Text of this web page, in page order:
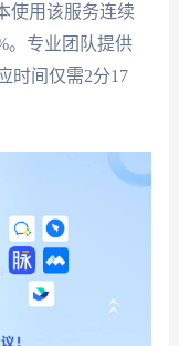
使用该服务连续
。专业团队提供
时间仅需2分17